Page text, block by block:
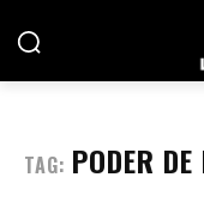
TAG: PODER